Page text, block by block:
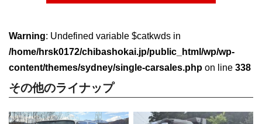
Warning: Undefined variable $catkwds in
/home/hrsk0172/chibashokai.jp/public_html/wp/wp-
content/themes/sydney/single-carsales.php on line 338
その他のライナップ